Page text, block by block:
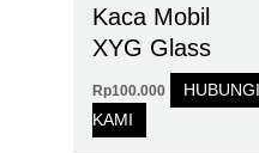
Kaca Mobil
XYG Glass
Rp100.000
HUBUNGI
KAMI